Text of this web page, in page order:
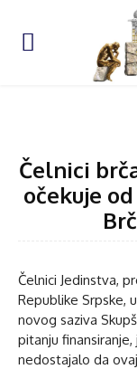
Čelnici
očekuje
Čelnici Jedinstva,
Republike Srpske,
novog saziva
pitanju
nedostajalo da